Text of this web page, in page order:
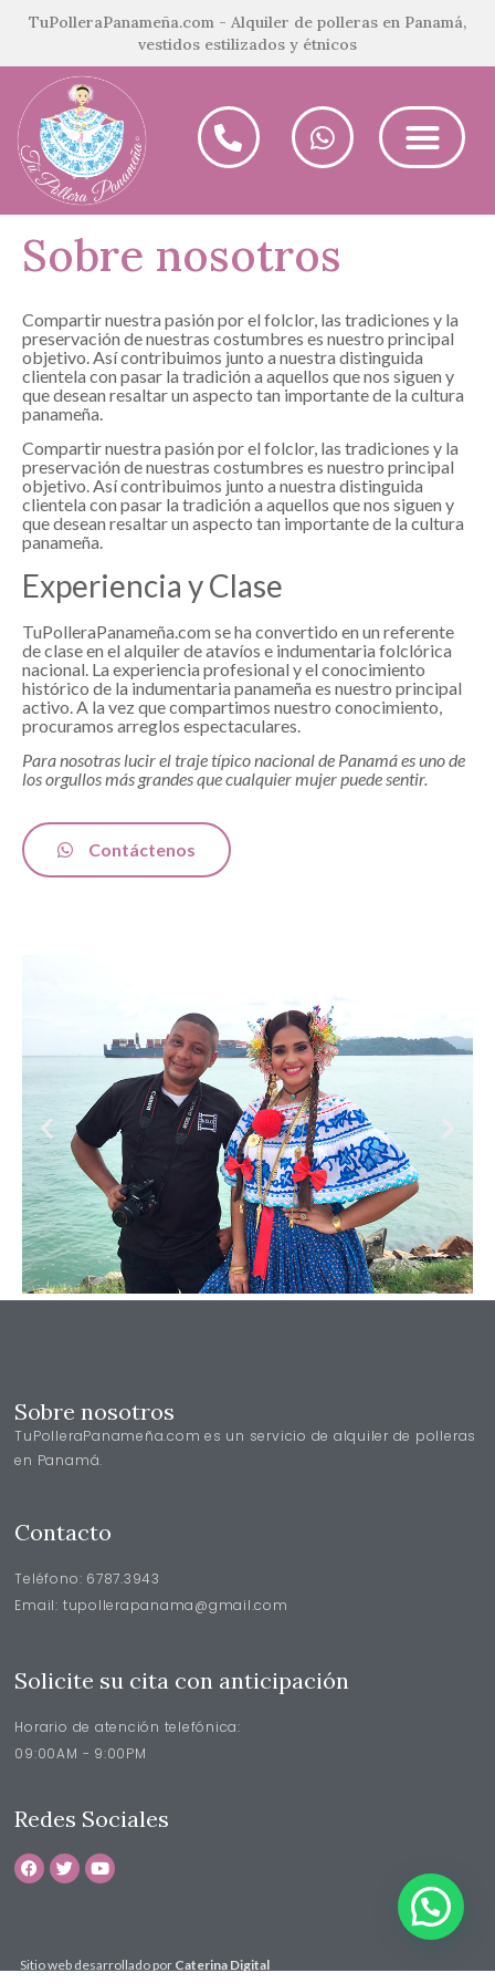
TuPolleraPanameña.com - Alquiler de polleras en Panamá,
vestidos estilizados y étnicos
Sobre nosotros
Compartir nuestra pasión por el folclor, las tradiciones y la
preservación de nuestras costumbres es nuestro principal
objetivo. Así contribuimos junto a nuestra distinguida
clientela con pasar la tradición a aquellos que nos siguen y
que desean resaltar un aspecto tan importante de la cultura
panameña.
Compartir nuestra pasión por el folclor, las tradiciones y la
preservación de nuestras costumbres es nuestro principal
objetivo. Así contribuimos junto a nuestra distinguida
clientela con pasar la tradición a aquellos que nos siguen y
que desean resaltar un aspecto tan importante de la cultura
panameña.
Experiencia y Clase
TuPolleraPanameña.com se ha convertido en un referente
de clase en el alquiler de atavíos e indumentaria folclórica
nacional. La experiencia profesional y el conocimiento
histórico de la indumentaria panameña es nuestro principal
activo. A la vez que compartimos nuestro conocimiento,
procuramos arreglos espectaculares.
Para nosotras lucir el traje típico nacional de Panamá es uno de
los orgullos más grandes que cualquier mujer puede sentir.
Contáctenos
Sobre nosotros
TuPolleraPanameña.com es un servicio de alquiler de polleras
en Panamá.
Contacto
Teléfono: 6787.3943
Email: tupollerapanama@gmail.com
Solicite su cita con anticipación
Horario de atención telefónica:
09:00AM - 9:00PM
Redes Sociales
Sitio web desarrollado por Caterina Digital